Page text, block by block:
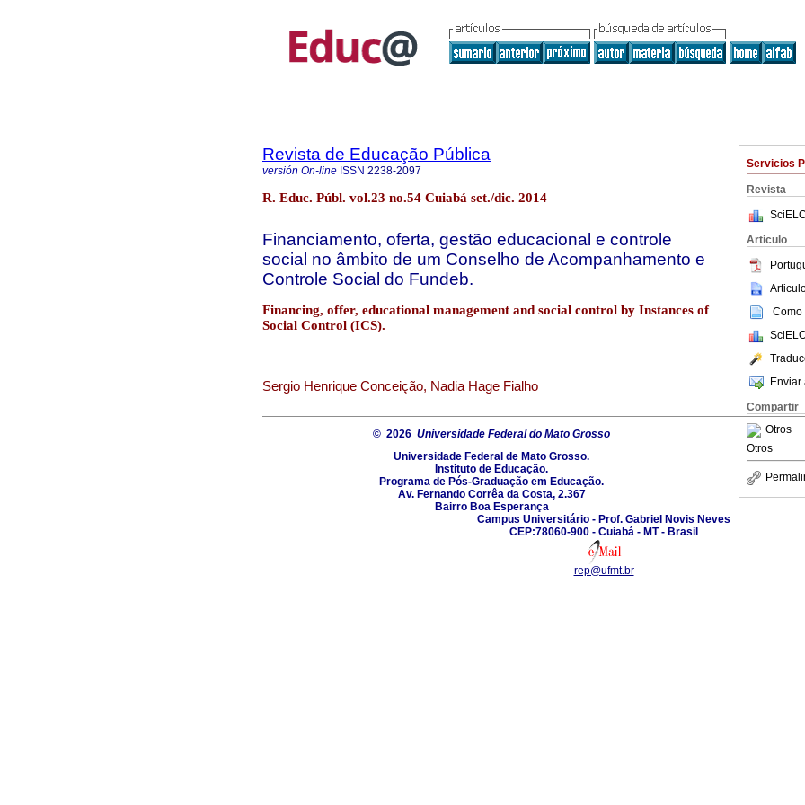
Servicios
Revista
Articulo
Como
Enviar
Compartir
Otros
Otros
Revista de Educação Pública
versión On-line ISSN 2238-2097
R. Educ. Públ. vol.23 no.54 Cuiabá set./dic. 2014
Financiamento, oferta, gestão educacional e controle
social no âmbito de um Conselho de Acompanhamento e
Controle Social do Fundeb.
Financing, offer, educational management and social control by Instances of
Social Control (ICS).
Sergio Henrique Conceição, Nadia Hage Fialho
© 2026 Universidade Federal do Mato Grosso
Universidade Federal de Mato Grosso.
Instituto de Educação.
Programa de Pós-Graduação em Educação.
Av. Fernando Corrêa da Costa, 2.367
Bairro Boa Esperança
Campus Universitário - Prof. Gabriel Novis Neves
CEP:78060-900 - Cuiabá - MT - Brasil
rep@ufmt.br